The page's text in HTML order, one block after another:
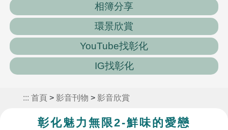
相簿分享
環景欣賞
YouTube找彰化
IG找彰化
::: 首頁> 影音刊物 > 影音欣賞
彰化魅力無限2-鮮味的愛戀